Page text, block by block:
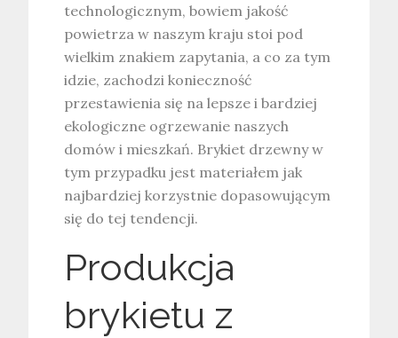
technologicznym, bowiem jakość
powietrza w naszym kraju stoi pod
wielkim znakiem zapytania, a co za tym
idzie, zachodzi konieczność
przestawienia się na lepsze i bardziej
ekologiczne ogrzewanie naszych
domów i mieszkań. Brykiet drzewny w
tym przypadku jest materiałem jak
najbardziej korzystnie dopasowującym
się do tej tendencji.
Produkcja
brykietu z